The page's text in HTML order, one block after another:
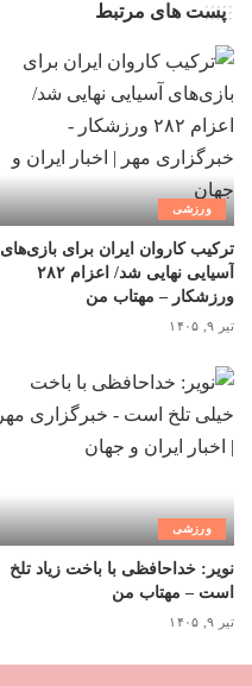
پست های مرتبط
ورزشی
ترکیب کاروان ایران برای بازی‌های
آسیایی نهایی شد/ اعزام ۲۸۲
ورزشکار – مهتاب من
تیر ۹, ۱۴۰۵
ورزشی
نویر: خداحافظی با باخت زیاد تلخ
است – مهتاب من
تیر ۹, ۱۴۰۵